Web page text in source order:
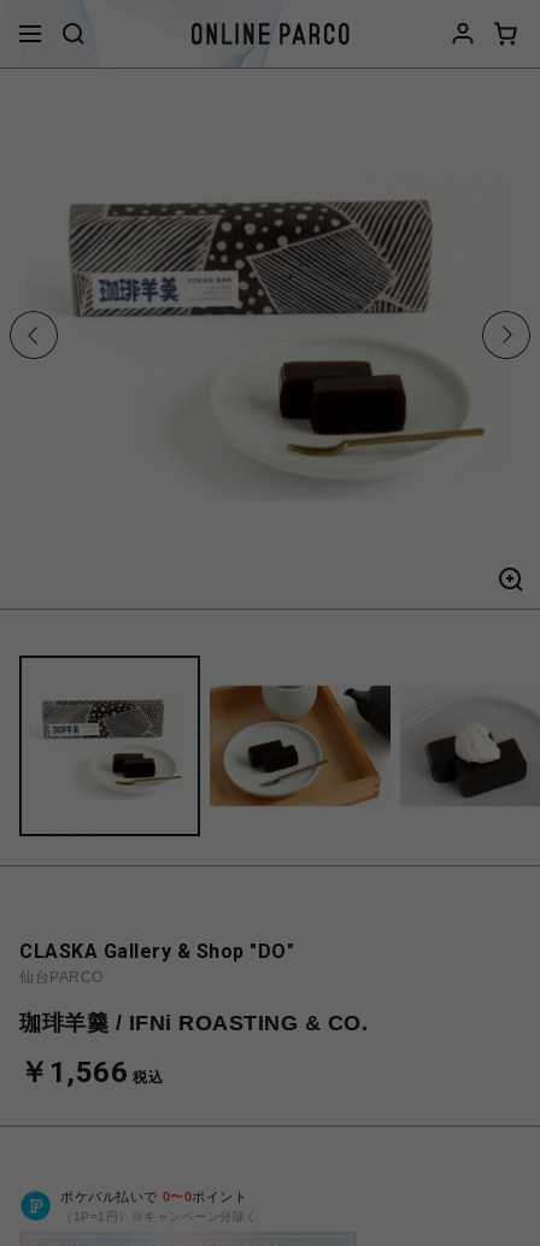
CLASKA Gallery & Shop "DO"
仙台PARCO
珈琲羊羹 / IFNi ROASTING & CO.
￥1,566 税込
ポケパル払いで 0〜0ポイント
（1P=1円）※キャンペーン分除く